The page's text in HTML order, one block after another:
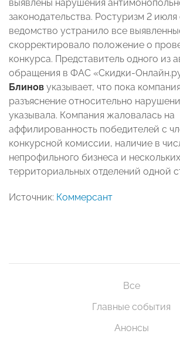
выявлены нарушения
законодательства. Ростуризм 2
ведомство устранило все
скорректировало положение о
конкурса. Представитель одного из
обращения в ФАС «Скидки-
Блинов указывает, что пока
разъяснение относительно
указывала. Компания жаловалась на
аффилированность победителей с
конкурсной комиссии, наличие в
непрофильного бизнеса и нескольких
территориальных отделений одной
Источник: Коммерсант
Все
Главные события
Анонсы